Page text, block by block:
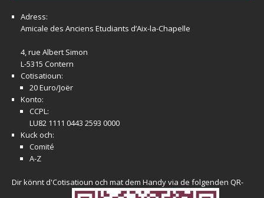
Adress:
Amicale des Anciens Etudiants d’Aix-la-Chapelle
4, rue Albert Simon
L-5315 Contern
Cotisatioun:
20 Euro/Joër
Konto:
CCPL:
LU82 1111 0443 2593 0000
Kuck och:
Comité
A-Z
Dir könnt d'Cotisatioun och mat dem Handy via de folgenden QR-